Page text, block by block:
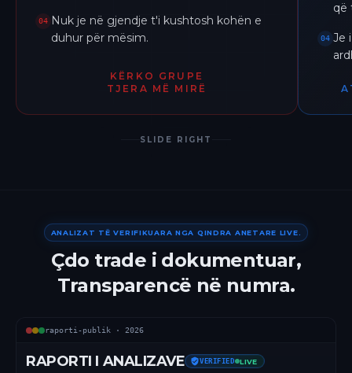
04 Nuk je në gjendje t'i kushtosh kohën e
duhur për mësim.
KËRKO GRUPE
TJERA MË MIRË
që
04 Je
SLIDE RIGHT
ANALIZAT TË VERIFIKUARA NGA QINDRA ANETARE LIVE.
Çdo trade i dokumentuar,
Transparencë në numra.
raporti-publik · 2026
RAPORTI I ANALIZAVE VERIFIED LIVE